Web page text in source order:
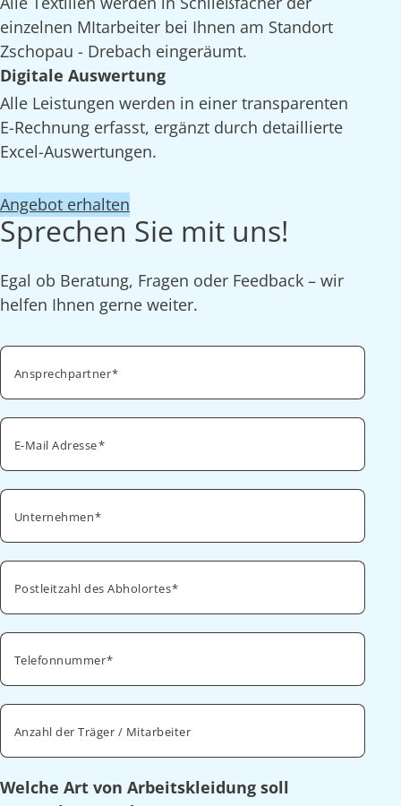
einzelnen MItarbeiter bei Ihnen am Standort
Zschopau - Drebach eingeräumt.
Digitale Auswertung
Alle Leistungen werden in einer transparenten
E-Rechnung erfasst, ergänzt durch detaillierte
Excel-Auswertungen.
Angebot erhalten
Sprechen Sie mit uns!
Egal ob Beratung, Fragen oder Feedback – wir
helfen Ihnen gerne weiter.
Ansprechpartner
E-Mail Adresse
Unternehmen
Postleitzahl des Abholortes
Telefonnummer
Anzahl der Träger / Mitarbeiter
Welche Art von Arbeitskleidung soll